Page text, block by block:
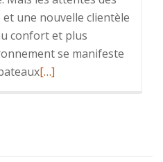
une nouvelle clientèle
confort et plus
se manifeste
En
[…]